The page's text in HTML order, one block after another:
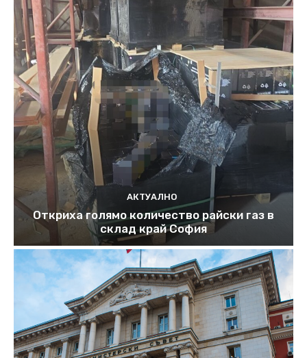
АКТУАЛНО
Откриха голямо количество райски газ в
склад край София